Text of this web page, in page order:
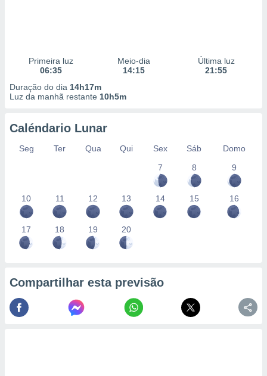
Primeira luz
06:35
Meio-dia
14:15
Última luz
21:55
Duração do dia 14h17m
Luz da manhã restante 10h5m
Caléndario Lunar
Seg Ter Qua Qui Sex Sáb
Domo
7
8 9
10 11 12 13 14 15 16
17 18 19 20
Compartilhar esta previsão